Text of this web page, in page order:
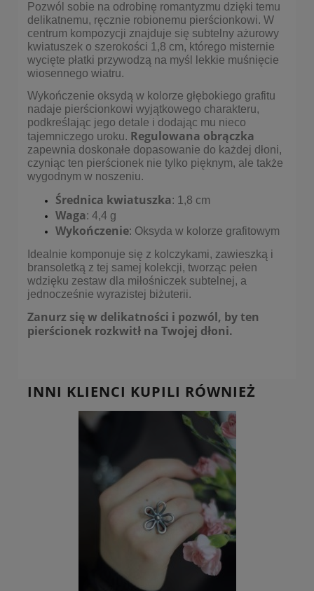
Pozwól sobie na odrobinę romantyzmu dzięki temu
delikatnemu, ręcznie robionemu pierścionkowi. W
centrum kompozycji znajduje się subtelny ażurowy
kwiatuszek o szerokości 1,8 cm, którego misternie
wycięte płatki przywodzą na myśl lekkie muśnięcie
wiosennego wiatru.
Wykończenie oksydą w kolorze głębokiego grafitu
nadaje pierścionkowi wyjątkowego charakteru,
podkreślając jego detale i dodając mu nieco
tajemniczego uroku. Regulowana obrączka
zapewnia doskonałe dopasowanie do każdej dłoni,
czyniąc ten pierścionek nie tylko pięknym, ale także
wygodnym w noszeniu.
Średnica kwiatuszka: 1,8 cm
Waga: 4,4 g
Wykończenie: Oksyda w kolorze grafitowym
Idealnie komponuje się z kolczykami, zawieszką i
bransoletką z tej samej kolekcji, tworząc pełen
wdzięku zestaw dla miłośniczek subtelnej, a
jednocześnie wyrazistej biżuterii.
Zanurz się w delikatności i pozwól, by ten
pierścionek rozkwitł na Twojej dłoni.
INNI KLIENCI KUPILI RÓWNIEŻ